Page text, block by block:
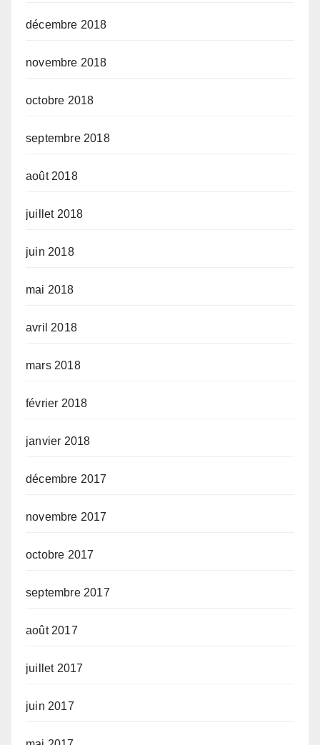
décembre 2018
novembre 2018
octobre 2018
septembre 2018
août 2018
juillet 2018
juin 2018
mai 2018
avril 2018
mars 2018
février 2018
janvier 2018
décembre 2017
novembre 2017
octobre 2017
septembre 2017
août 2017
juillet 2017
juin 2017